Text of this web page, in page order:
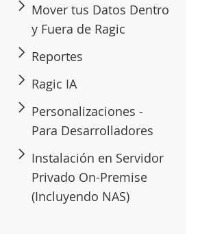
Mover tus Datos Dentro
y Fuera de Ragic
Reportes
Ragic IA
Personalizaciones -
Para Desarrolladores
Instalación en Servidor
Privado On-Premise
(Incluyendo NAS)